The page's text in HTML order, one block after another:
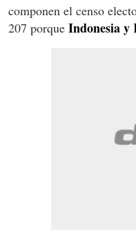
componen el censo
207 porque Indonesia y